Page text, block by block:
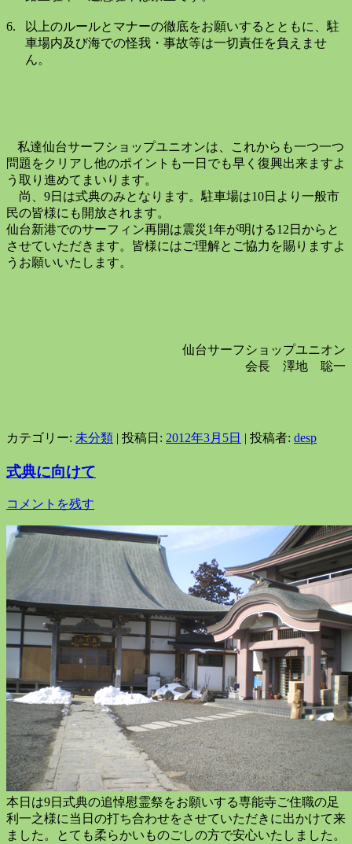
6.
以上のルールとマナーの徹底をお願いするとともに、駐
車場内及び海での怪我・事故等は一切責任を負えませ
ん。
私達仙台サーフショップユニオンは、これからも一つ一つ
問題をクリアし他のポイントも一日でも早く復興出来ますよ
う取り進めてまいります。
尚、 9日は式典のみとなります。駐車場は10日より一般市
民の皆様にも開放されます。
仙台新港でのサーフィン再開は震災 1年が明ける12 日からと
させていただきます。皆様にはご理解とご協力を賜りますよ
うお願いいたします。
仙台サーフショップユニオン
会長 澤地 聡一
カテゴリー: 未分類 | 投稿日: 2012年3月5日 | 投稿者: desp
式典に向けて
コメントを残す
本日は9日式典の追悼慰霊祭をお願いする専能寺ご住職の足
利一之様に当日の打ち合わせをさせていただきに出かけて来
ました。とても柔らかいものごしの方で安心いたしました。